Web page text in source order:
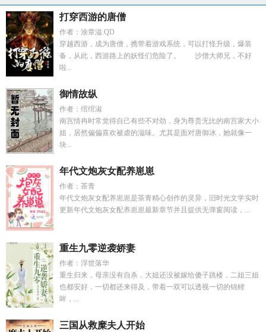
打穿西游的唐僧
作者：涂章溢.QD
穿越西游，成为唐僧，携带着游戏系统，可以打怪升级，爆装
备，从此，西游路上的妖怪们危险了。 沙僧大师兄，不好
啦...
御情故纵
作者：绾绾淑
南宫情冉时常觉得自己有些不对劲，身为尊贵无比的南宫家大小
姐，居然偏偏喜欢被虐的滋味。尤其是面对唐御冰，她就像一
块...
年代文炮灰女配养崽崽
作者：茶青
年代文炮灰女配养崽崽是茶青精心创作的灵异，旧时光文学实时
更新年代文炮灰女配养崽崽最新章节并且提供无弹窗阅读，...
重生九零逆袭娇妻
作者：浮世落华
重生归来，母亲没有自杀，大姐还没被嫁给傻子跳楼，二姐三姐
也都安好，一切都还来得及，带着一双可以透视一切的锦鲤
眸，...
三国从救糜夫人开始